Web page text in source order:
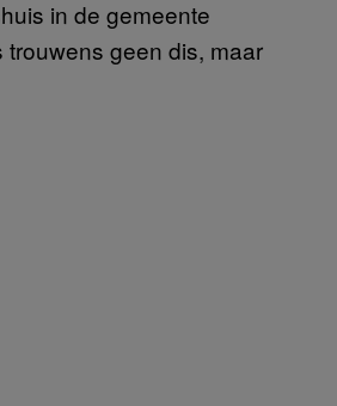
in de gemeente
trouwens geen dis, maar